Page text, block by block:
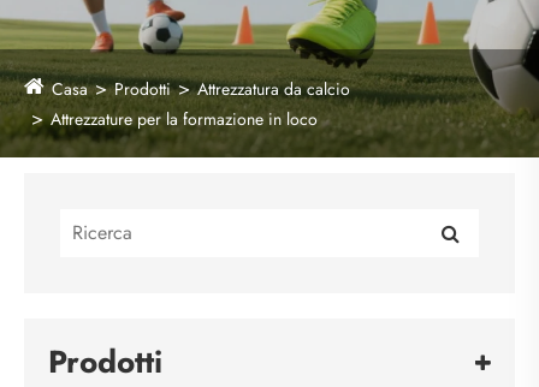
Casa Prodotti
Attrezzatura da calcio
Attrezzature per la formazione in loco
Prodotti